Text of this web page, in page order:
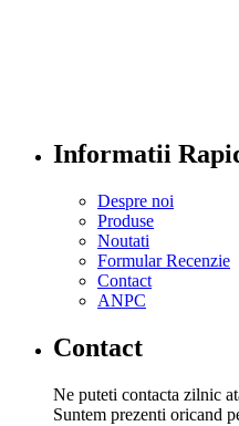
Informatii
Despre noi
Produse
Noutati
Formular Recenzie
Contact
ANPC
Contact
Ne puteti contacta zilnic
Suntem prezenti oricand